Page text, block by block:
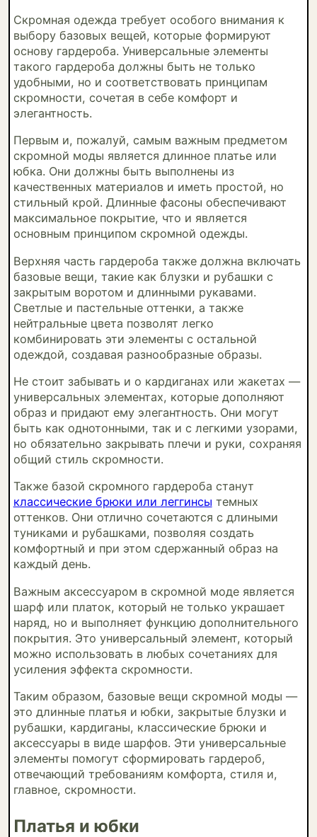
Скромная одежда требует особого внимания к
выбору базовых вещей, которые формируют
основу гардероба. Универсальные элементы
такого гардероба должны быть не только
удобными, но и соответствовать принципам
скромности, сочетая в себе комфорт и
элегантность.
Первым и, пожалуй, самым важным предметом
скромной моды является длинное платье или
юбка. Они должны быть выполнены из
качественных материалов и иметь простой, но
стильный крой. Длинные фасоны обеспечивают
максимальное покрытие, что и является
основным принципом скромной одежды.
Верхняя часть гардероба также должна включать
базовые вещи, такие как блузки и рубашки с
закрытым воротом и длинными рукавами.
Светлые и пастельные оттенки, а также
нейтральные цвета позволят легко
комбинировать эти элементы с остальной
одеждой, создавая разнообразные образы.
Не стоит забывать и о кардиганах или жакетах —
универсальных элементах, которые дополняют
образ и придают ему элегантность. Они могут
быть как однотонными, так и с легкими узорами,
но обязательно закрывать плечи и руки, сохраняя
общий стиль скромности.
Также базой скромного гардероба станут
классические брюки или леггинсы темных
оттенков. Они отлично сочетаются с длиными
туниками и рубашками, позволяя создать
комфортный и при этом сдержанный образ на
каждый день.
Важным аксессуаром в скромной моде является
шарф или платок, который не только украшает
наряд, но и выполняет функцию дополнительного
покрытия. Это универсальный элемент, который
можно использовать в любых сочетаниях для
усиления эффекта скромности.
Таким образом, базовые вещи скромной моды —
это длинные платья и юбки, закрытые блузки и
рубашки, кардиганы, классические брюки и
аксессуары в виде шарфов. Эти универсальные
элементы помогут сформировать гардероб,
отвечающий требованиям комфорта, стиля и,
главное, скромности.
Платья и юбки